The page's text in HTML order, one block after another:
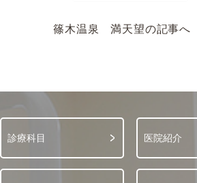
篠木温泉　満天望の記事へ
診療科目 医院紹介